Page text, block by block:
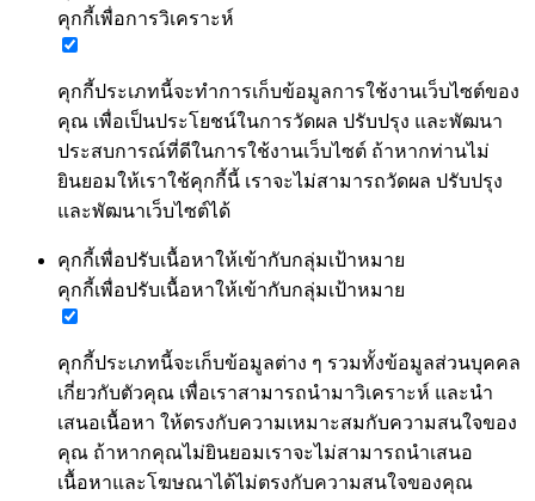
คุกกี้เพื่อการวิเคราะห์
คุกกี้ประเภทนี้จะทำการเก็บข้อมูลการใช้งานเว็บไซต์ของ
คุณ เพื่อเป็นประโยชน์ในการวัดผล ปรับปรุง และพัฒนา
ประสบการณ์ที่ดีในการใช้งานเว็บไซต์ ถ้าหากท่านไม่
ยินยอมให้เราใช้คุกกี้นี้ เราจะไม่สามารถวัดผล ปรับปรุง
และพัฒนาเว็บไซต์ได้
คุกกี้เพื่อปรับเนื้อหาให้เข้ากับกลุ่มเป้าหมาย
คุกกี้เพื่อปรับเนื้อหาให้เข้ากับกลุ่มเป้าหมาย
คุกกี้ประเภทนี้จะเก็บข้อมูลต่าง ๆ รวมทั้งข้อมูลส่วนบุคคล
เกี่ยวกับตัวคุณ เพื่อเราสามารถนำมาวิเคราะห์ และนำ
เสนอเนื้อหา ให้ตรงกับความเหมาะสมกับความสนใจของ
คุณ ถ้าหากคุณไม่ยินยอมเราจะไม่สามารถนำเสนอ
เนื้อหาและโฆษณาได้ไม่ตรงกับความสนใจของคุณ